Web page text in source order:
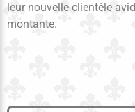
leur nouvelle clientèle
montante.